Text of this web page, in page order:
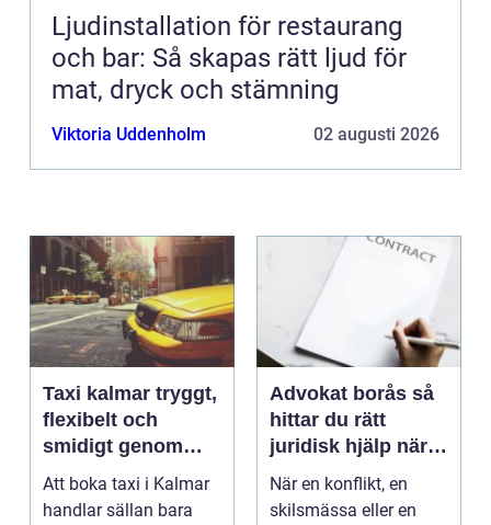
Ljudinstallation för restaurang
och bar: Så skapas rätt ljud för
mat, dryck och stämning
Viktoria Uddenholm 02 augusti 2026
Taxi kalmar tryggt,
flexibelt och
smidigt genom
hela resan
Att boka taxi i Kalmar
handlar sällan bara
Advokat borås så
hittar du rätt
juridisk hjälp när
livet krånglar
När en konflikt, en
skilsmässa eller en